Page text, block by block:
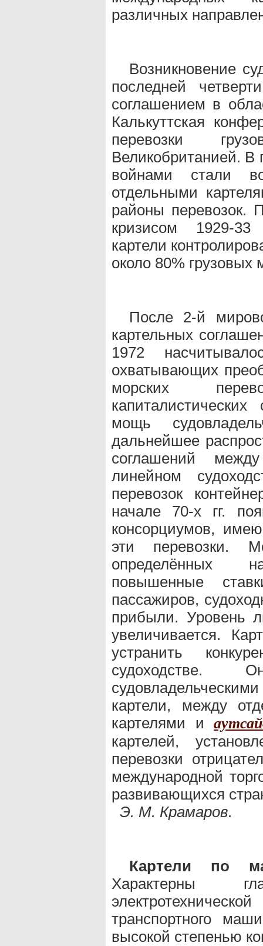
различных
Возникновение
последней
соглашением в
Калькуттская
перевозки
Великобританией.
войнами стали
отдельными
районы перевозок.
кризисом 1929-33
картели
около 80% грузовых
После 2-й
картельных
1972
охватывающих
морских
мощь
дальнейшее
соглашений
линейном
перевозок
начале 70-х гг.
консорциумов,
эти перевозки.
определённых
повышенные
пассажиров,
прибыли. Уровень
увеличивается.
устранить
судоходстве.
картели, между
картелями и
картелей,
перевозки
международной
развивающихся
Э. М. Крамаров.
Картели по
Характерны
транспортного
высокой степенью